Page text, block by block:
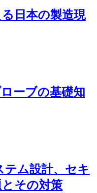
日本の製造現
ーブの基礎知
テム設計、セキ
その対策